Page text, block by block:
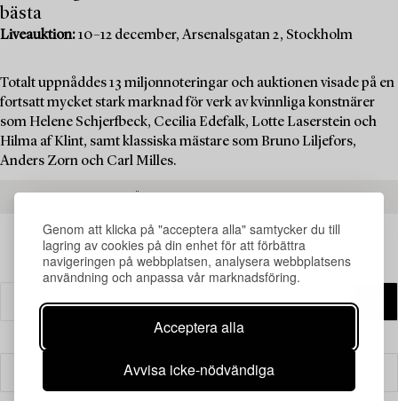
Genom att klicka på "acceptera alla" samtycker du till
lagring av cookies på din enhet för att förbättra
navigeringen på webbplatsen, analysera webbplatsens
användning och anpassa vår marknadsföring.
Acceptera alla
Avvisa icke-nödvändiga
bästa
Liveauktion:10–12 december, Arsenalsgatan 2, Stockholm
Totalt uppnåddes 13 miljonnoteringar och auktionen visade på en
fortsatt mycket stark marknad för verk av kvinnliga konstnärer
som Helene Schjerfbeck, Cecilia Edefalk, Lotte Laserstein och
Hilma af Klint, samt klassiska mästare som Bruno Liljefors,
Anders Zorn och Carl Milles.
Filter